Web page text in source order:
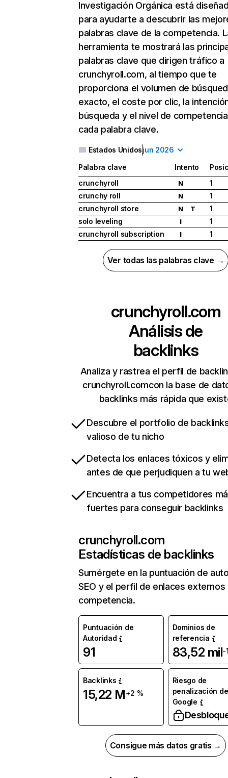
Investigación Orgánica está
para ayudarte a descubrir las
palabras clave de la competencia.
herramienta te mostrará las
palabras clave que dirigen tráfico a
crunchyroll.com, al tiempo que te
proporciona el volumen de
exacto, el coste por clic, la
búsqueda y el nivel de
cada palabra clave.
Estados Unidosjun 2026
Palabra clave Intento
crunchyroll
N
1
crunchy roll
N
1
crunchyroll store
N T
1
solo leveling
I
1
crunchyroll subscription
I 1
Ver todas las palabras clave →
crunchyroll.com
Análisis de
backlinks
Analiza y rastrea el perfil de
crunchyroll.comcon la base de
backlinks más rápida que
Descubre el portfolio de
valioso de tu nicho
Detecta los enlaces tóxicos y
antes de que perjudiquen a tu
Encuentra a tus competidores
fuertes para conseguir backlinks
crunchyroll.com
Estadísticas de backlinks
Sumérgete en la puntuación de
SEO y el perfil de enlaces externos
competencia.
Puntuación de
Autoridad
91
Dominios de
referencia
83,52 mil-
Backlinks
15,22 M+2 %
Riesgo de
penalización de
Google
Consigue más datos gratis →